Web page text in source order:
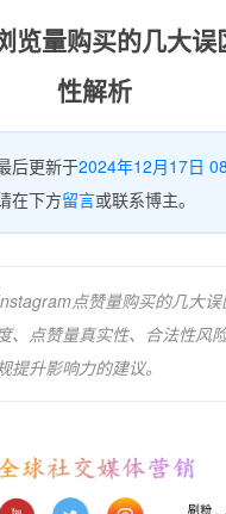
览量购买的几大误
性解析
后更新于2024年12月17日
在下方留言或联系博主。
点赞量购买的几大
、点赞量真实性、合法性风险
提升影响力的建议。